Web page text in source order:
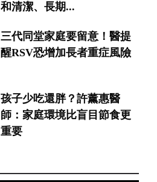
和清潔、長期...
三代同堂家庭要留意！醫提
醒RSV恐增加長者重症風險
孩子少吃還胖？許薰惠醫
師：家庭環境比盲目節食更
重要